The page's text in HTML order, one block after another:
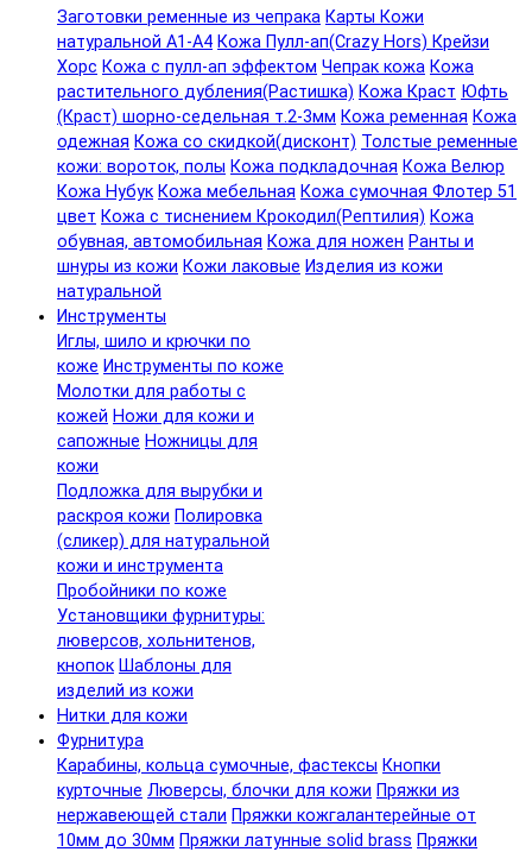
Заготовки ременные из чепрака Карты Кожи
натуральной А1-А4 Кожа Пулл-ап(Crazy Hors) Крейзи
Хорс Кожа с пулл-ап эффектом Чепрак кожа Кожа
растительного дубления(Растишка) Кожа Краст Юфть
(Краст) шорно-седельная т.2-3мм Кожа ременная Кожа
одежная Кожа со скидкой(дисконт) Толстые ременные
кожи: вороток, полы Кожа подкладочная Кожа Велюр
Кожа Нубук Кожа мебельная Кожа сумочная Флотер 51
цвет Кожа с тиснением Крокодил(Рептилия) Кожа
обувная, автомобильная Кожа для ножен Ранты и
шнуры из кожи Кожи лаковые Изделия из кожи
натуральной
Инструменты
Иглы, шило и крючки по
коже Инструменты по коже
Молотки для работы с
кожей Ножи для кожи и
сапожные Ножницы для
кожи
Подложка для вырубки и
раскроя кожи Полировка
(сликер) для натуральной
кожи и инструмента
Пробойники по коже
Установщики фурнитуры:
люверсов, хольнитенов,
кнопок Шаблоны для
изделий из кожи
Нитки для кожи
Фурнитура
Карабины, кольца сумочные, фастексы Кнопки
курточные Люверсы, блочки для кожи Пряжки из
нержавеющей стали Пряжки кожгалантерейные от
10мм до 30мм Пряжки латунные solid brass Пряжки